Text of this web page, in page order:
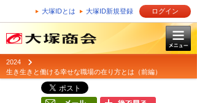
大塚IDとは 大塚ID新規登録 ログイン
2024
生き生きと働ける幸せな職場の在り方とは（前編）